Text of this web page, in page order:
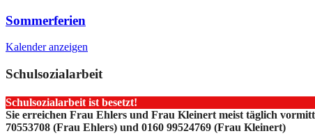
Sommerferien
Kalender anzeigen
Schulsozialarbeit
Schulsozialarbeit ist besetzt!
Sie erreichen Frau Ehlers und Frau Kleinert meist täglich
70553708 (Frau Ehlers) und 0160 99524769 (Frau Kleinert)